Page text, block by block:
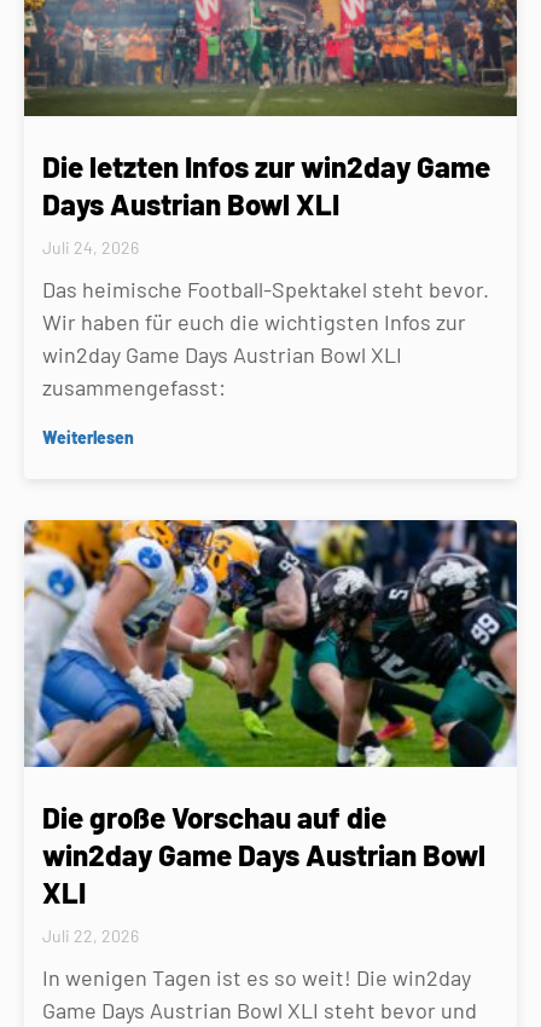
Die letzten Infos zur win2day Game
Days Austrian Bowl XLI
Juli 24, 2026
Das heimische Football-Spektakel steht bevor.
Wir haben für euch die wichtigsten Infos zur
win2day Game Days Austrian Bowl XLI
zusammengefasst:
Weiterlesen
Die große Vorschau auf die
win2day Game Days Austrian Bowl
XLI
Juli 22, 2026
In wenigen Tagen ist es so weit! Die win2day
Game Days Austrian Bowl XLI steht bevor und